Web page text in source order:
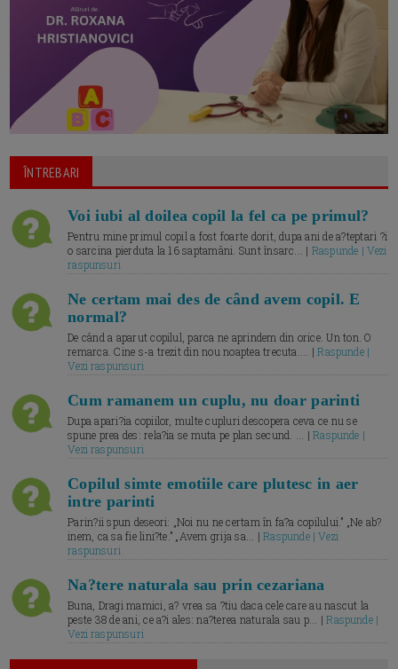
ÎNTREBARI
Voi iubi al doilea copil la fel ca pe primul?
Pentru mine primul copil a fost foarte dorit, dupa ani de a?teptari ?i
o sarcina pierduta la 16 saptamâni. Sunt însarc... | Raspunde | Vezi
raspunsuri
Ne certam mai des de când avem copil. E
normal?
De când a aparut copilul, parca ne aprindem din orice. Un ton. O
remarca. Cine s-a trezit din nou noaptea trecuta.... |Raspunde |
Vezi raspunsuri
Cum ramanem un cuplu, nu doar parinti
Dupa apari?ia copiilor, multe cupluri descopera ceva ce nu se
spune prea des: rela?ia se muta pe plan secund. ... |Raspunde |
Vezi raspunsuri
Copilul simte emotiile care plutesc in aer
intre parinti
Parin?ii spun deseori: „Noi nu ne certam în fa?a copilului.” „Ne ab?
inem, ca sa fie lini?te.” „Avem grija sa... |Raspunde | Vezi
raspunsuri
Na?tere naturala sau prin cezariana
Buna, Dragi mamici, a? vrea sa ?tiu daca cele care au nascut la
peste 38 de ani, ce a?i ales: na?terea naturala sau p... |Raspunde |
Vezi raspunsuri